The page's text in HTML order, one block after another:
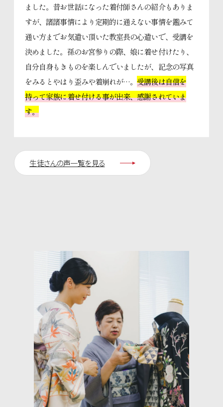
ました。昔お世話になった着付師さんの紹介もありま
すが、諸諸事情により定期的に通えない事情を鑑みて
通い方までお気遣い頂いた教室長の心遣いで、受講を
決めました。孫のお宮参りの際、娘に着せ付けたり、
自分自身もきものを楽しんでいましたが、記念の写真
をみるとやはり歪みや着崩れが…。受講後は自信を
持って家族に着せ付ける事が出来、感謝されていま
す。
生徒さんの声一覧を見る